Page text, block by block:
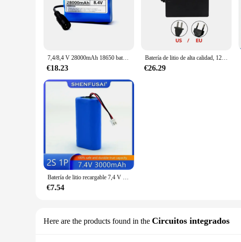
7,4/8,4 V 28000mAh 18650 baterías de iones de litio 7,4 v 28Ah batería recargable de iones de litio para bicicleta faro + cargador
€18.23
Batería de litio de alta calidad, 12V, 150Ah, ciclo profundo para buscador de peces Solar, aplicaciones marinas fuera de la red para acampar al aire libre + puerto USB
€26.29
Batería de litio recargable 7,4 V 2S1P 18650 adecuada para proyectores, altavoces, monitoreo inalámbrico, iluminación, accesorios de juguete
€7.54
Here are the products found in the Circuitos integrados